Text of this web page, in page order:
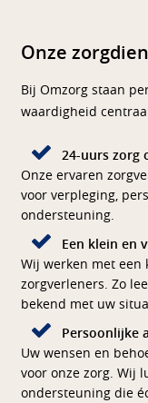
Onze
Bij Omzorg staan
waardigheid
24-uurs zorg
Onze ervaren
voor verpleging,
ondersteuning.
Een klein en
Wij werken met een
zorgverleners. Zo
bekend met uw
Persoonlijke
Uw wensen en
voor onze zorg. Wij
ondersteuning die